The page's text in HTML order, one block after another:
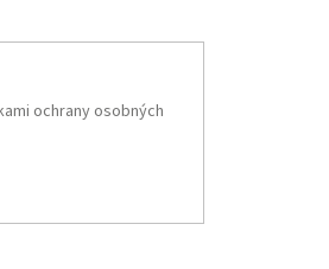
ochrany osobných